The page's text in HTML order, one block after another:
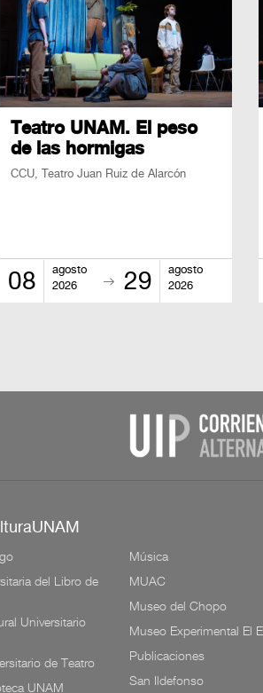
Teatro UNAM. El peso
de las hormigas
CCU, Teatro Juan Ruiz de Alarcón
08
agosto
2026
29
agosto
2026
del Libro de
Universitario
de Teatro
UNAM
Música
MUAC
Museo del Chopo
Museo Experimental El
Publicaciones
San Ildefonso